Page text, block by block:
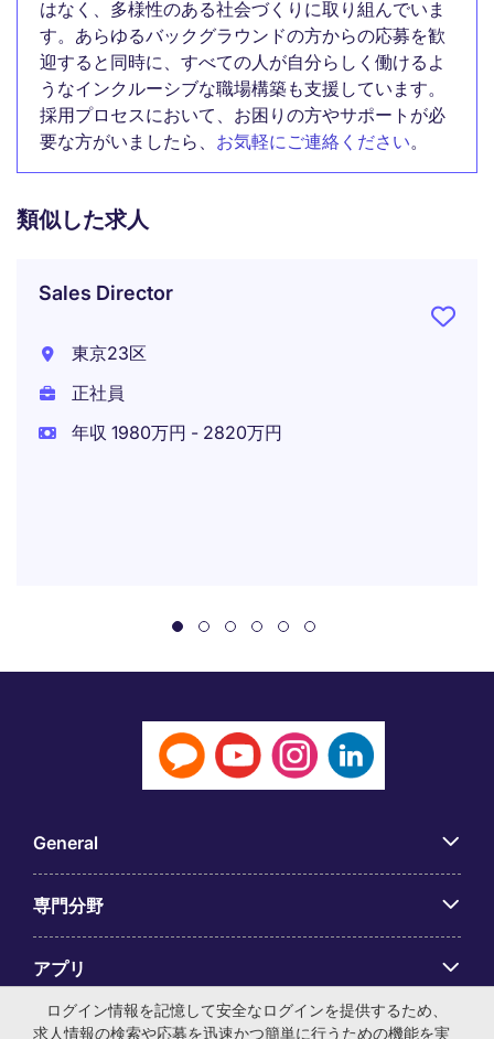
はなく、多様性のある社会づくりに取り組んでいま
す。あらゆるバックグラウンドの方からの応募を歓
迎すると同時に、すべての人が自分らしく働けるよ
うなインクルーシブな職場構築も支援しています。
採用プロセスにおいて、お困りの方やサポートが必
要な方がいましたら、 お気軽にご連絡ください。
類似した求人
Sales Director
東京23区
正社員
年収 1980万円 - 2820万円
General
専門分野
アプリ
Employer Centre
ログイン情報を記憶して安全なログインを提供するため、
求人情報の検索や応募を迅速かつ簡単に行うための機能を実